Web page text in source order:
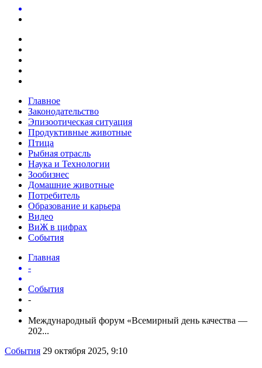
Главное
Законодательство
Эпизоотическая ситуация
Продуктивные животные
Птица
Рыбная отрасль
Наука и Технологии
Зообизнес
Домашние животные
Потребитель
Образование и карьера
Видео
ВиЖ в цифрах
События
Главная
-
События
-
Международный форум «Всемирный день качества —
202...
События 29 октября 2025, 9:10